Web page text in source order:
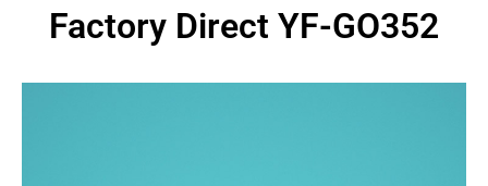
Factory Direct YF-GO352